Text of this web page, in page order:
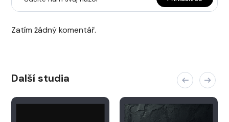
Zatím žádný komentář.
Další studia